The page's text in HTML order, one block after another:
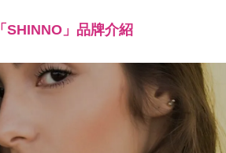
「SHINNO」品牌介紹